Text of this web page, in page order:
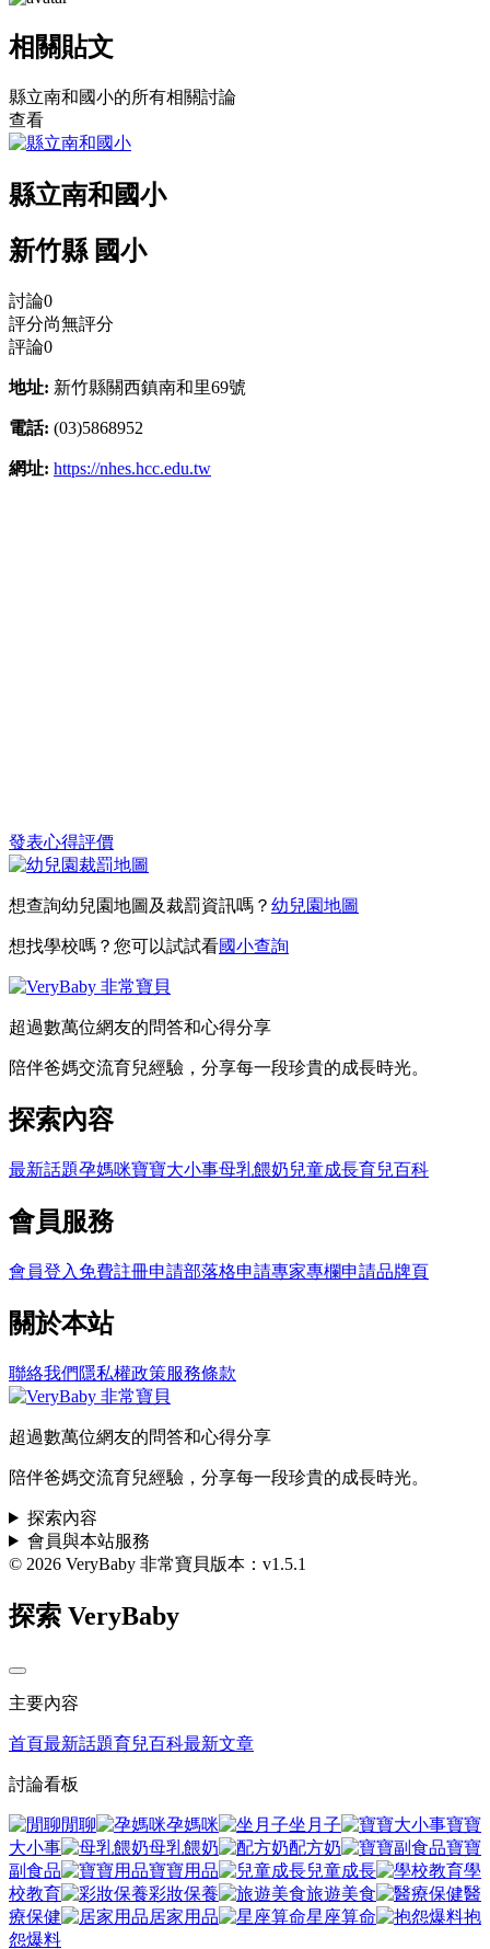
相關貼文
縣立南和國小的所有相關討論
查看
縣立南和國小
新竹縣 國小
討論0
評分尚無評分
評論0
地址: 新竹縣關西鎮南和里69號
電話: (03)5868952
網址: https://nhes.hcc.edu.tw
發表心得評價
想查詢幼兒園地圖及裁罰資訊嗎？ 幼兒園地圖
想找學校嗎？您可以試試看國小查詢
超過數萬位網友的問答和心得分享
陪伴爸媽交流育兒經驗，分享每一段珍貴的成長時光。
探索內容
最新話題孕媽咪寶寶大小事母乳餵奶兒童成長育兒百科
會員服務
會員登入 免費註冊申請部落格申請專家專欄申請品牌頁
關於本站
聯絡我們 隱私權政策服務條款
超過數萬位網友的問答和心得分享
陪伴爸媽交流育兒經驗，分享每一段珍貴的成長時光。
探索內容
會員與本站服務
© 2026 VeryBaby 非常寶貝版本：v1.5.1
探索 VeryBaby
主要內容
首頁最新話題育兒百科最新文章
討論看板
閒聊 孕媽咪 坐月子
寶寶
大小事
母乳餵奶 配方奶
寶寶
副食品
寶寶用品 兒童成長
學
校教育
彩妝保養 旅遊美食
醫
療保健
居家用品 星座算命
抱
怨爆料